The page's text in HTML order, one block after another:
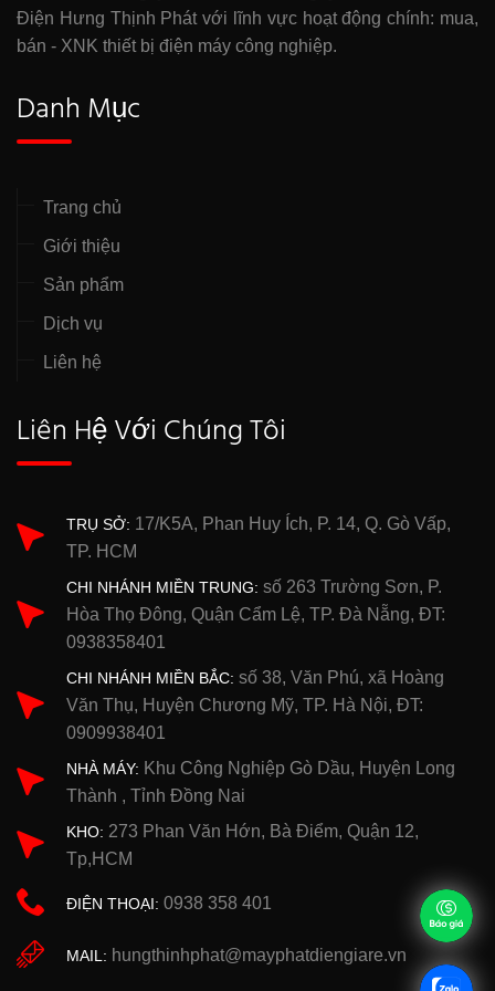
Điện Hưng Thịnh Phát với lĩnh vực hoạt động chính: mua,
bán - XNK thiết bị điện máy công nghiệp.
Danh Mục
Trang chủ
Giới thiệu
Sản phẩm
Dịch vụ
Liên hệ
Liên Hệ Với Chúng Tôi
TRỤ SỞ: 17/K5A, Phan Huy Ích, P. 14, Q. Gò Vấp,
TP. HCM
CHI NHÁNH MIỀN TRUNG: số 263 Trường Sơn, P.
Hòa Thọ Đông, Quận Cẩm Lệ, TP. Đà Nẵng, ĐT:
0938358401
CHI NHÁNH MIỀN BẮC: số 38, Văn Phú, xã Hoàng
Văn Thụ, Huyện Chương Mỹ, TP. Hà Nội, ĐT:
0909938401
NHÀ MÁY: Khu Công Nghiệp Gò Dầu, Huyện Long
Thành , Tỉnh Đồng Nai
KHO: 273 Phan Văn Hớn, Bà Điểm, Quận 12,
Tp,HCM
ĐIỆN THOẠI: 0938 358 401
MAIL: hungthinhphat@mayphatdiengiare.vn